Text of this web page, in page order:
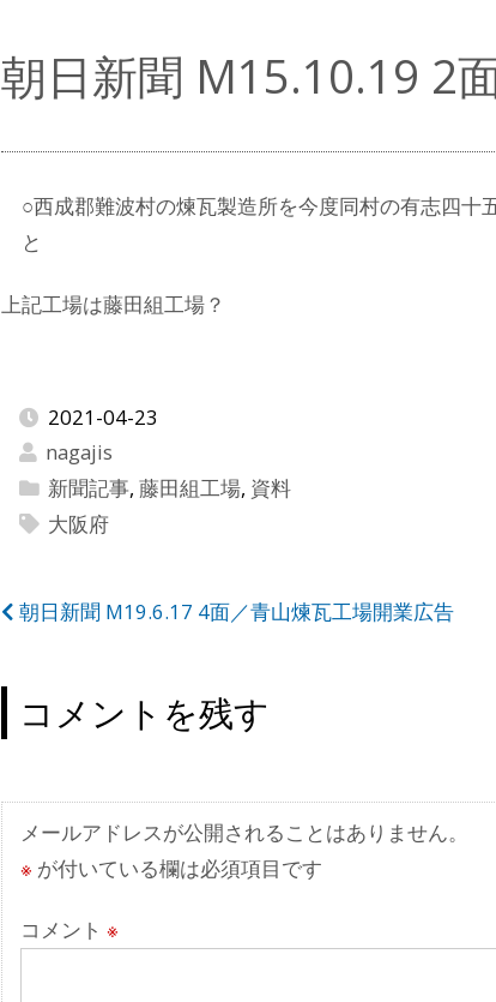
朝日新聞 M15.10.19 2
○西成郡難波村の煉瓦製造所を今度同村の有志四十
と
上記工場は藤田組工場？
2021-04-23
nagajis
新聞記事, 藤田組工場, 資料
大阪府
投
ナ
ビ
ゲ
ー
シ
ョ
ン
朝日新聞 M19.6.17 4面／青山煉瓦工場開業広告
コメントを残す
メールアドレスが公開されることはありません。
※ が付いている欄は必須項目です
コメント ※